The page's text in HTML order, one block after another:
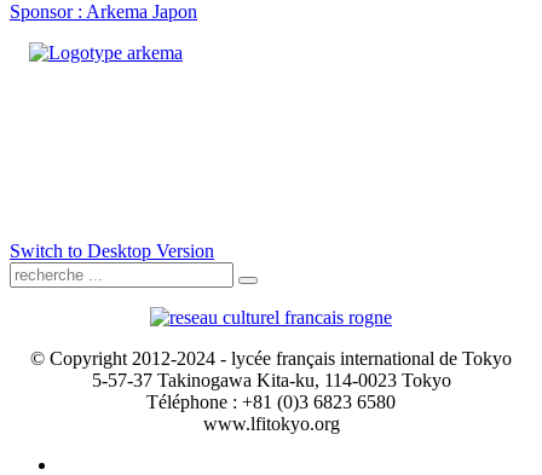
Sponsor : Arkema Japon
Switch to Desktop Version
© Copyright 2012-2024 - lycée français international de Tokyo
5-57-37 Takinogawa Kita-ku, 114-0023 Tokyo
Téléphone : +81 (0)3 6823 6580
www.lfitokyo.org